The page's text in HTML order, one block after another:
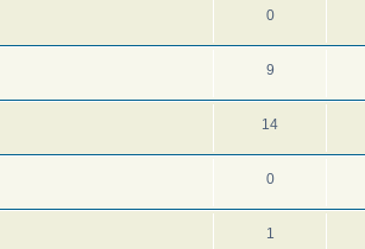
0
9
14
0
1